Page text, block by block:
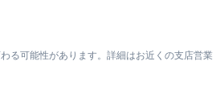
る可能性があります。詳細はお近くの支店営業